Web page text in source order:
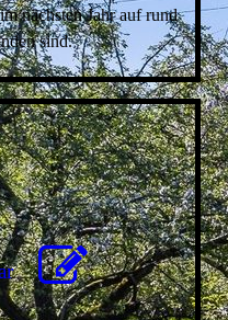
nächsten Jahr auf rund
sind.